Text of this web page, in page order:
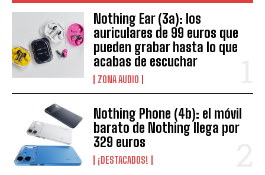
Nothing Ear (3a): los
auriculares de 99 euros que
pueden grabar hasta lo que
acabas de escuchar
ZONA AUDIO
Nothing Phone (4b): el móvil
barato de Nothing llega por
329 euros
¡DESTACADOS!